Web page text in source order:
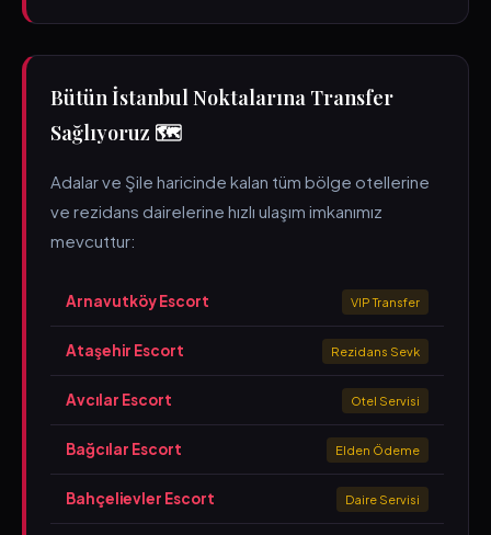
Bütün İstanbul Noktalarına Transfer
Sağlıyoruz 🗺️
Adalar ve Şile haricinde kalan tüm bölge otellerine
ve rezidans dairelerine hızlı ulaşım imkanımız
mevcuttur:
Arnavutköy Escort VIP Transfer
Ataşehir Escort Rezidans Sevk
Avcılar Escort Otel Servisi
Bağcılar Escort Elden Ödeme
Bahçelievler Escort Daire Servisi